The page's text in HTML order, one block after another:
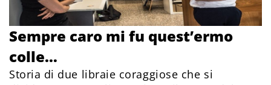
Sempre caro mi fu quest’ermo
colle…
Storia di due libraie coraggiose che si